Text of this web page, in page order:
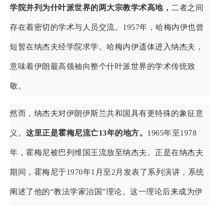
学院并列为什叶派世界的两大宗教学术高地， 二者之间
存在着密切的学术与人员交流。1957年，哈梅内伊也曾
短暂在纳杰夫经学院求学。哈梅内伊遗体进入纳杰夫，
意味着伊朗最高领袖向整个什叶派世界的学术传统致
敬。
然而，纳杰夫对伊朗伊斯兰共和国具有更特殊的象征意
义。 这里正是霍梅尼流亡13年的地方。 1965年至1978
年，霍梅尼被巴列维国王流放至纳杰夫。正是在纳杰夫
期间，霍梅尼于1970年1月至2月发表了系列演讲，系统
阐述了他的“教法学家治国”理论。这一理论后来成为伊